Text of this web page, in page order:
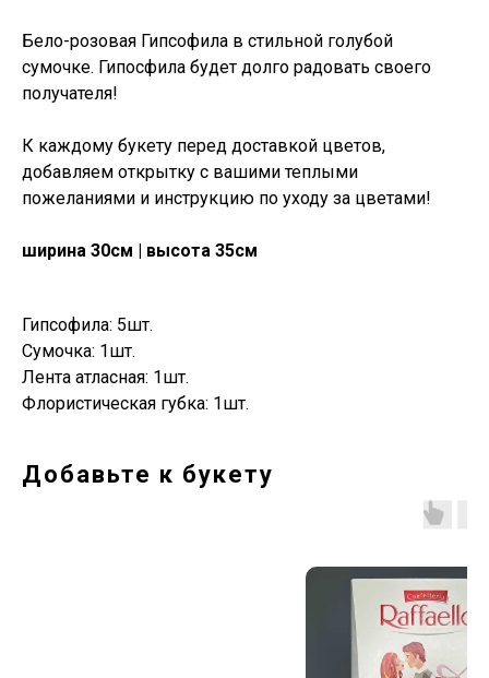
Бело-розовая Гипсофила в стильной голубой
сумочке. Гипосфила будет долго радовать своего
получателя!
К каждому букету перед доставкой цветов,
добавляем открытку с вашими теплыми
пожеланиями и инструкцию по уходу за цветами!
ширина 30см | высота 35см
Гипсофила: 5шт.
Сумочка: 1шт.
Лента атласная: 1шт.
Флористическая губка: 1шт.
Добавьте к букету